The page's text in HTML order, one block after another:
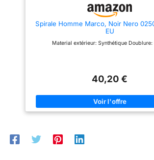
Spirale Homme Marco, Noir Nero
EU
Material extérieur: Synthétique Doublure:
40,20 €